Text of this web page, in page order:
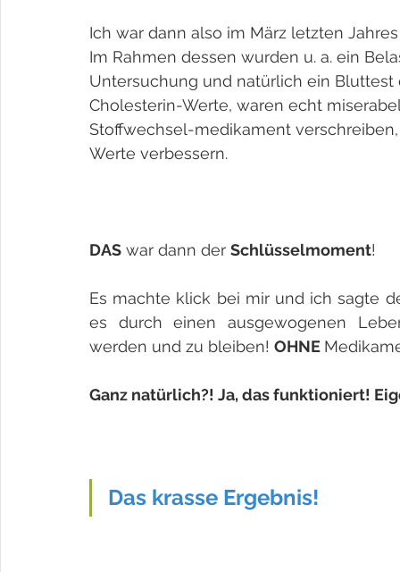
Ich war dann also im März letzten
Im Rahmen dessen wurden u. a. ein
Untersuchung und natürlich ein
Cholesterin-Werte, waren echt
Stoffwechsel-medikament
Werte verbessern.
DAS war dann der Schlüsselmoment!
Es machte klick bei mir und ich sagte
es durch einen ausgewogenen
werden und zu bleiben! OHNE
Ganz natürlich?! Ja, das funktioniert!
Das krasse Ergebnis!